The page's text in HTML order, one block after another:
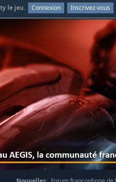
le jeu. Connexion Inscrivez-vous